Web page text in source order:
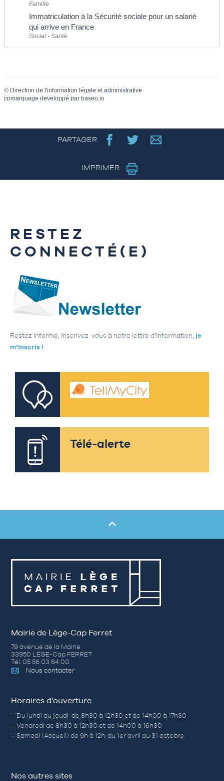
Famille
Immatriculation à la Sécurité sociale pour un salarié
qui arrive en France
Social - Santé
© Direction de l'information légale et administrative
comarquage developpé par baseo.io
PARTAGER
IMPRIMER
RESTEZ
CONNECTÉ(E)
Restez informé, inscrivez-vous à notre lettre d’information, je
m’inscris !
Télé-alerte
Mairie de Lège-Cap Ferret
79 avenue de la Mairie
33950 LÈGE-Cap FERRET
Tél. 05 56 03 84 00
Nous contacter
Horaires d’ouverture
– Du lundi au jeudi de 8h30 à 12h30 et de 14h00 à 17h30
– Vendredi de 8h30 à 12h30 et de 14h00 à 16h30
– Samedi (Accueil) de 9h à 12h, du 1er avril au 31 octobre.
Nos autres sites